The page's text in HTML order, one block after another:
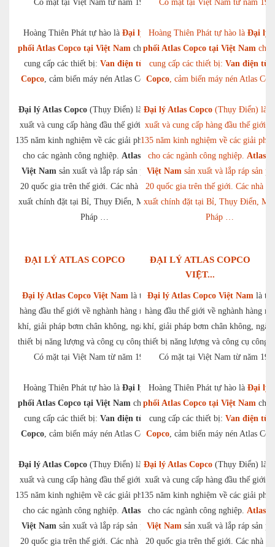
Có mặt tại Việt Nam từ năm 1993.
Hoàng Thiên Phát tự hào là Đại lý phân
phối Atlas Copco tại Việt Nam chuyên gia
cung cấp các thiết bị: Van điện từ Atlas
Copco, cảm biến máy nén Atlas Copco,…
Đại lý Atlas Copco (Thụy Điển) là nhà sản
xuất và cung cấp hàng đầu thế giới với hơn
135 năm kinh nghiệm về các giải pháp tối ưu
cho các ngành công nghiệp. Atlas Copco
Việt Namsản xuất và lắp ráp sản phẩm tại
20 quốc gia trên thế giới. Các nhà máy sản
xuất chính đặt tại Bỉ, Thụy Điển, Mỹ, Đức,
Pháp …
ĐẠI LÝ ATLAS COPCO
Có mặt tại Việt Nam từ năm
Hoàng Thiên Phát tự hào là Đại lý
phối Atlas Copco tại Việt Nam
cung cấp các thiết bị: Van điện từ
Copco, cảm biến máy nén Atlas
Đại lý Atlas Copco (Thụy Điển) là
xuất và cung cấp hàng đầu thế giới
135 năm kinh nghiệm về các giải
cho các ngành công nghiệp. Atlas
Việt Namsản xuất và lắp ráp sản
20 quốc gia trên thế giới. Các nhà
xuất chính đặt tại Bỉ, Thụy Điển,
Pháp …
ĐẠI LÝ ATLAS COPCO
VIỆT...
Đại lý Atlas Copco Việt Namlà tập toàn
hàng đầu thế giới về nghành hàng máy nén
khí, giải pháp bơm chân không, ngành hàng
thiết bị năng lượng và công cụ công nghiệp.
Có mặt tại Việt Nam từ năm 1993.
Hoàng Thiên Phát tự hào là Đại lý phân
phối Atlas Copco tại Việt Nam chuyên gia
cung cấp các thiết bị: Van điện từ Atlas
Copco, cảm biến máy nén Atlas Copco,…
Đại lý Atlas Copco (Thụy Điển) là nhà sản
xuất và cung cấp hàng đầu thế giới với hơn
135 năm kinh nghiệm về các giải pháp tối ưu
cho các ngành công nghiệp. Atlas Copco
Việt Namsản xuất và lắp ráp sản phẩm tại
20 quốc gia trên thế giới. Các nhà máy sản
Đại lý Atlas Copco Việt Namlà
hàng đầu thế giới về nghành hàng
khí, giải pháp bơm chân không,
thiết bị năng lượng và công cụ công
Có mặt tại Việt Nam từ năm
Hoàng Thiên Phát tự hào là Đại lý
phối Atlas Copco tại Việt Nam
cung cấp các thiết bị: Van điện từ
Copco, cảm biến máy nén Atlas
Đại lý Atlas Copco (Thụy Điển) là
xuất và cung cấp hàng đầu thế giới
135 năm kinh nghiệm về các giải
cho các ngành công nghiệp. Atlas
Việt Namsản xuất và lắp ráp sản
20 quốc gia trên thế giới. Các nhà